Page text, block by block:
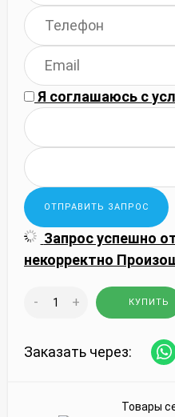
Я соглашаюсь с
Запрос успешно
некорректно
- + КУПИТЬ
Заказать через:
Товары